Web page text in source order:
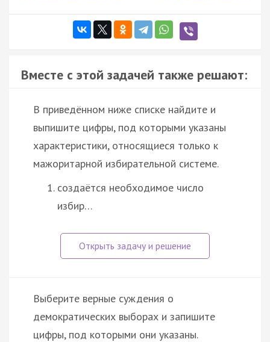
Вместе с этой задачей также решают:
В приведённом ниже списке найдите и
выпишите цифры, под которыми указаны
характеристики, относящиеся только к
мажоритарной избирательной системе.
создаётся необходимое число
избир…
Выберите верные суждения о
демократических выборах и запишите
цифры, под которыми они указаны.